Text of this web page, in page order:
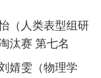
（人类表型组研
汰赛 第七名
婧雯（物理学